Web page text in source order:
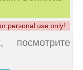
personal use only!
посмотрите